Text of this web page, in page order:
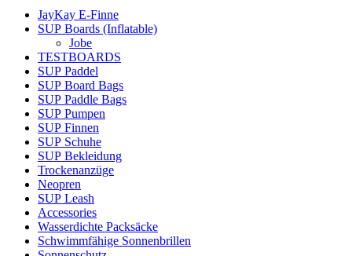
JayKay E-Finne
SUP Boards (Inflatable)
Jobe
TESTBOARDS
SUP Paddel
SUP Board Bags
SUP Paddle Bags
SUP Pumpen
SUP Finnen
SUP Schuhe
SUP Bekleidung
Trockenanzüge
Neopren
SUP Leash
Accessories
Wasserdichte Packsäcke
Schwimmfähige Sonnenbrillen